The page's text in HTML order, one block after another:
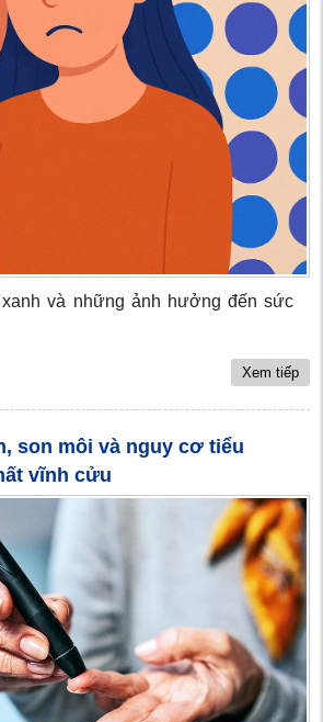
và những ảnh hưởng đến sức
Xem tiếp
son môi và nguy cơ tiểu
vĩnh cửu